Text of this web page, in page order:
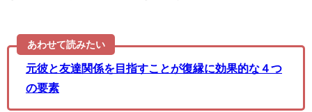
あわせて読みたい
元彼と友達関係を目指すことが復縁に効果的な４つ
の要素